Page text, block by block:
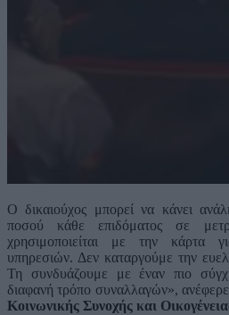
Ο δικαιούχος μπορεί να κάνει
ποσού κάθε επιδόματος σε
χρησιμοποιείται με την κάρτα
υπηρεσιών. Δεν καταργούμε την
Τη συνδυάζουμε με έναν πιο
διαφανή τρόπο συναλλαγών»,
Κοινωνικής Συνοχής και